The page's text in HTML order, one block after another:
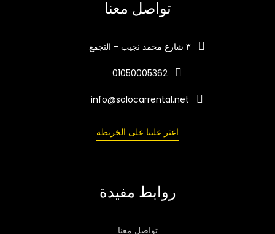
تواصل معنا
٣ شارع محمد نجيب - التجمع
01050005362
info@solocarrental.net
اعثر علينا على الخريطة
روابط مفيدة
تواصل معنا